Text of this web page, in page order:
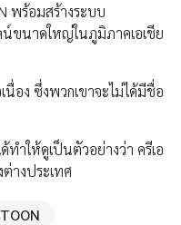
พร้อมสร้างระบบ
ขนาดใหญ่ในภูมิภาคเอเชีย
นื่อง ซึ่งพวกเขาจะไม่ได้มีชื่อ
ำให้ดูเป็นตัวอย่างว่า ครีเอ
างประเทศ